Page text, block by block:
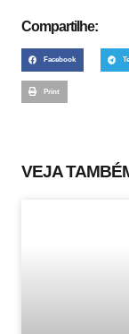
Compartilhe:
Facebook
Print
VEJA